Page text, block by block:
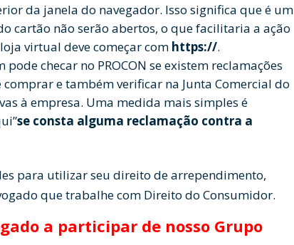
da janela do navegador. Isso significa que é um
cartão não serão abertos, o que facilitaria a ação
virtual deve começar com https://.
checar no PROCON se existem reclamações
e também verificar na Junta Comercial do
à empresa. Uma medida mais simples é
se consta alguma reclamação contra a
para utilizar seu direito de arrependimento,
que trabalhe com Direito do Consumidor.
a participar de nosso Grupo